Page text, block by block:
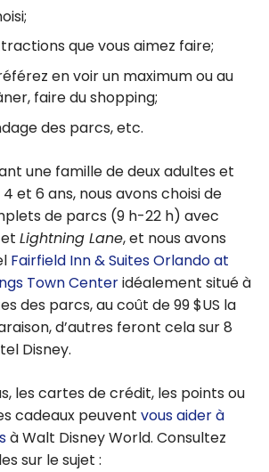
que vous aimez faire;
en voir un maximum ou au
faire du shopping;
des parcs, etc.
une famille de deux adultes et
et 6 ans, nous avons choisi de
de parcs (9 h-22 h) avec
Lightning Lane, et nous avons
Fairfield Inn & Suites Orlando at
Town Centeridéalement situé à
des parcs, au coût de 99 $US la
d’autres feront cela sur 8
Disney.
les cartes de crédit, les points ou
cadeaux peuvent vous aider à
à Walt Disney World. Consultez
sur le sujet :